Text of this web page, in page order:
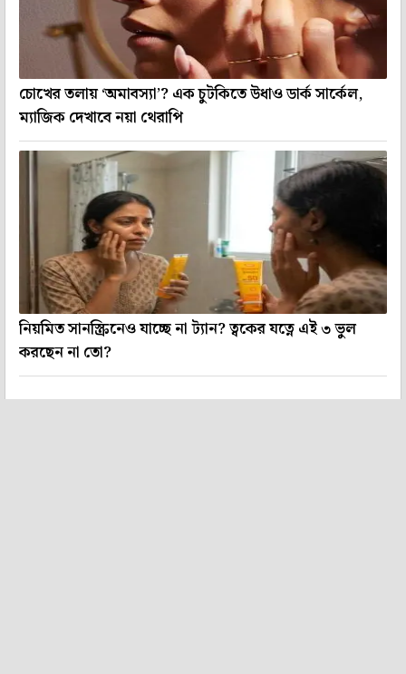
চোখের তলায় ‘অমাবস্যা’? এক চুটকিতে উধাও ডার্ক সার্কেল,
ম্যাজিক দেখাবে নয়া থেরাপি
নিয়মিত সানস্ক্রিনেও যাচ্ছে না ট্যান? ত্বকের যত্নে এই ৩ ভুল
করছেন না তো?